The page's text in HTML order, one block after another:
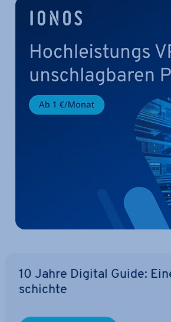
10 Jahre Digital Guide:
schich­te